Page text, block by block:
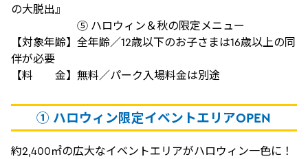
の大脱出』
⑤ ハロウィン＆秋の限定メニュー
【対象年齢】全年齢／12歳以下のお子さまは16歳以上の同
伴が必要
【料 金】無料／パーク入場料金は別途
① ハロウィン限定イベントエリアOPEN
約2,400㎡の広大なイベントエリアがハロウィン一色に！